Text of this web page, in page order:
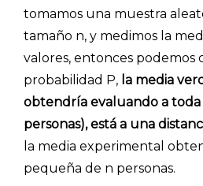
tomamos una muestra
tamaño n, y medimos la
valores, entonces podemos
probabilidad P, la media
obtendría evaluando a toda
personas), está a una
la media experimental
pequeña de n personas.